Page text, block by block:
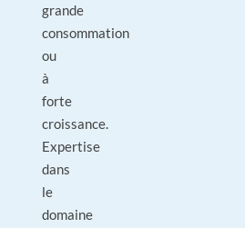
grande
consommation
ou
à
forte
croissance.
Expertise
dans
le
domaine